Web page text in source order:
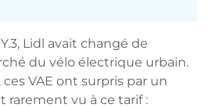
Lidl avait changé de
du vélo électrique urbain.
VAE ont surpris par un
rarement vu à ce tarif :